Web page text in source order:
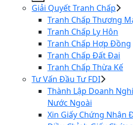
Giải Quyết Tranh Chấp
Tranh Chấp Thương
Tranh Chấp Ly Hôn
Tranh Chấp Hợp Đồng
Tranh Chấp Đất Đai
Tranh Chấp Thừa Kế
Tư Vấn Đầu Tư FDI
Thành Lập Doanh
Nước Ngoài
Xin Giấy Chứng Nhận